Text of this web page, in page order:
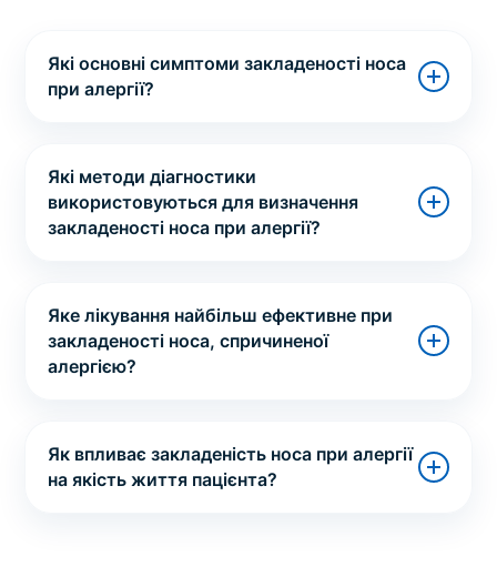
Які основні симптоми закладеності носа
при алергії?
Які методи діагностики
використовуються для визначення
закладеності носа при алергії?
Яке лікування найбільш ефективне при
закладеності носа, спричиненої
алергією?
Як впливає закладеність носа при алергії
на якість життя пацієнта?